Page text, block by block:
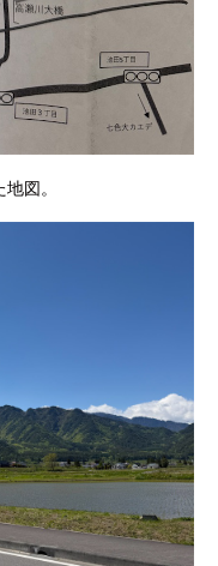
図。